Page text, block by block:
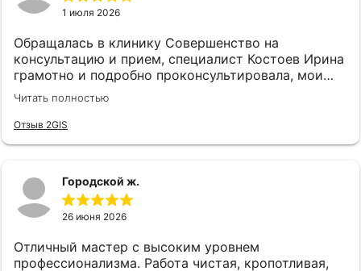
1 июля 2026
Обращалась в клинику Совершенство на
консультацию и прием, специалист Костоев Ирина
грамотно и подробно проконсультировала, мои
страхи улетучились и провели необходимую
процедуру лазером. Очень довольна☺Всем
рекомеедую
Читать полностью
Отзыв 2GIS
Городской ж.
26 июня 2026
Отличный мастер с высоким уровнем
профессионализма. Работа чистая, кропотливая,